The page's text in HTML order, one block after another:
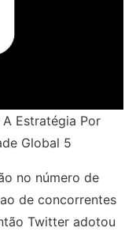
Estratégia Por
Global 5
no número de
de concorrentes
Twitter adotou